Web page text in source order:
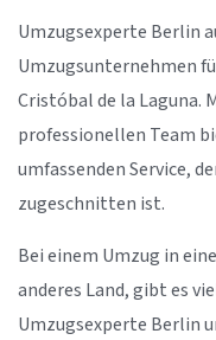
Umzugsexperte Berlin
Umzugsunternehmen
Cristóbal de la Laguna.
professionellen Team
umfassenden Service,
zugeschnitten ist.
Bei einem Umzug in
anderes Land, gibt es
Umzugsexperte Berlin